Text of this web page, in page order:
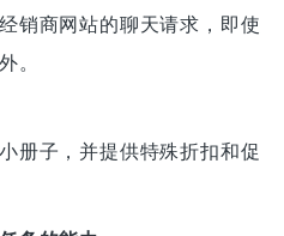
销商网站的聊天请求，即使
。
册子，并提供特殊折扣和促